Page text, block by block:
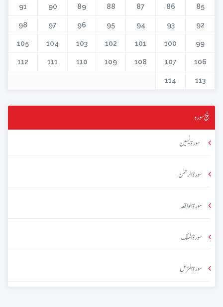
85
86
87
88
89
90
91
92
93
94
95
96
97
98
99
100
101
102
103
104
105
106
107
108
109
110
111
112
113
114
پنج سورہ
سورۃ یٰسین
سورۃ الرحمٰن
سورۃ الواقعہ
سورۃ الملک
سورۃ المزمل